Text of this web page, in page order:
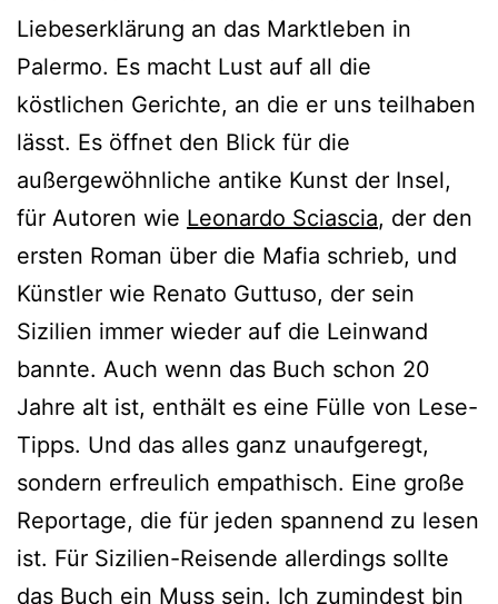
Liebeserklärung an das Marktleben in
Palermo. Es macht Lust auf all die
köstlichen Gerichte, an die er uns teilhaben
lässt. Es öffnet den Blick für die
außergewöhnliche antike Kunst der Insel,
für Autoren wie Leonardo Sciascia, der den
ersten Roman über die Mafia schrieb, und
Künstler wie Renato Guttuso, der sein
Sizilien immer wieder auf die Leinwand
bannte. Auch wenn das Buch schon 20
Jahre alt ist, enthält es eine Fülle von Lese-
Tipps. Und das alles ganz unaufgeregt,
sondern erfreulich empathisch. Eine große
Reportage, die für jeden spannend zu lesen
ist. Für Sizilien-Reisende allerdings sollte
das Buch ein Muss sein. Ich zumindest bin